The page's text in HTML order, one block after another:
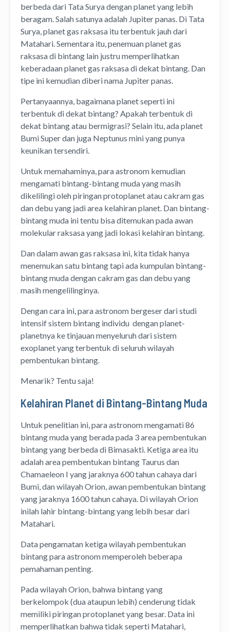
berbeda dari Tata Surya dengan planet yang lebih
beragam. Salah satunya adalah Jupiter panas. Di Tata
Surya, planet gas raksasa itu terbentuk jauh dari
Matahari. Sementara itu, penemuan planet gas
raksasa di bintang lain justru memperlihatkan
keberadaan planet gas raksasa di dekat bintang. Dan
tipe ini kemudian diberi nama Jupiter panas.
Pertanyaannya, bagaimana planet seperti ini
terbentuk di dekat bintang? Apakah terbentuk di
dekat bintang atau bermigrasi? Selain itu, ada planet
Bumi Super dan juga Neptunus mini yang punya
keunikan tersendiri.
Untuk memahaminya, para astronom kemudian
mengamati bintang-bintang muda yang masih
dikelilingi oleh piringan protoplanet atau cakram gas
dan debu yang jadi area kelahiran planet. Dan bintang-
bintang muda ini tentu bisa ditemukan pada awan
molekular raksasa yang jadi lokasi kelahiran bintang.
Dan dalam awan gas raksasa ini, kita tidak hanya
menemukan satu bintang tapi ada kumpulan bintang-
bintang muda dengan cakram gas dan debu yang
masih mengelilinginya.
Dengan cara ini, para astronom bergeser dari studi
intensif sistem bintang individu dengan planet-
planetnya ke tinjauan menyeluruh dari sistem
exoplanet yang terbentuk di seluruh wilayah
pembentukan bintang.
Menarik? Tentu saja!
Kelahiran Planet di Bintang-Bintang Muda
Untuk penelitian ini, para astronom mengamati 86
bintang muda yang berada pada 3 area pembentukan
bintang yang berbeda di Bimasakti. Ketiga area itu
adalah area pembentukan bintang Taurus dan
Chamaeleon I yang jaraknya 600 tahun cahaya dari
Bumi, dan wilayah Orion, awan pembentukan bintang
yang jaraknya 1600 tahun cahaya. Di wilayah Orion
inilah lahir bintang-bintang yang lebih besar dari
Matahari.
Data pengamatan ketiga wilayah pembentukan
bintang para astronom memperoleh beberapa
pemahaman penting.
Pada wilayah Orion, bahwa bintang yang
berkelompok (dua ataupun lebih) cenderung tidak
memiliki piringan protoplanet yang besar. Data ini
memperlihatkan bahwa tidak seperti Matahari,